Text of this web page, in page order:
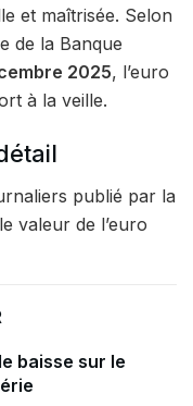
et maîtrisée. Selon
de la Banque
2025, l’euro
à la veille.
publié par la
valeur de l’euro
baisse sur le